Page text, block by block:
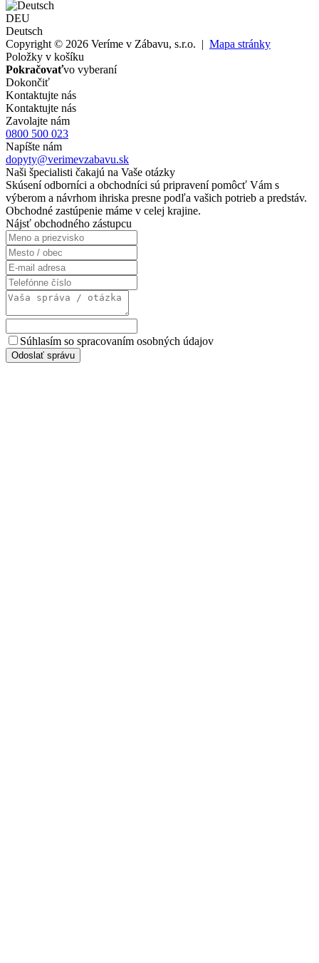
DEU
Deutsch
Copyright © 2026 Veríme v Zábavu, s.r.o. | Mapa stránky
Položky v košíku
Pokračovaťvo vyberaní
Dokončiť
Kontaktujte nás
Kontaktujte nás
Zavolajte nám
0800 500 023
Napíšte nám
dopyty@verimevzabavu.sk
Naši špecialisti čakajú na Vaše otázky
Skúsení odborníci a obchodníci sú pripravení pomôcť Vám s
výberom a návrhom ihriska presne podľa vašich potrieb a predstáv.
Obchodné zastúpenie máme v celej krajine.
Nájsť obchodného zástupcu
Súhlasím so spracovaním osobných údajov
Odoslať správu